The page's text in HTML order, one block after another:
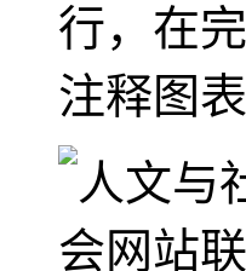
行，在
注释图